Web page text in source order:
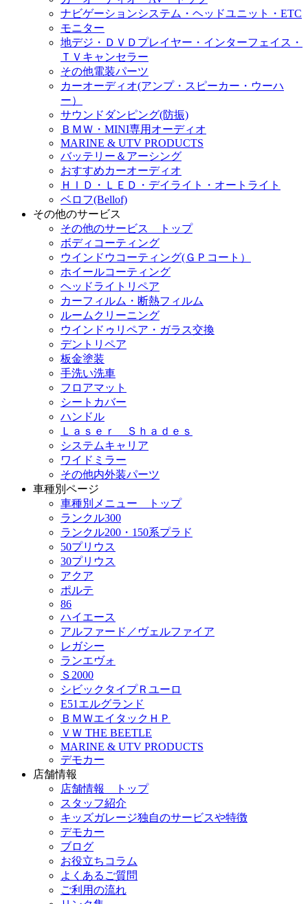
ナビゲーションシステム・ヘッドユニット・ETC
モニター
地デジ・ＤＶＤプレイヤー・インターフェイス・
ＴＶキャンセラー
その他電装パーツ
カーオーディオ(アンプ・スピーカー・ウーハ
ー）
サウンドダンピング(防振)
ＢＭＷ・MINI専用オーディオ
MARINE & UTV PRODUCTS
バッテリー＆アーシング
おすすめカーオーディオ
ＨＩＤ・ＬＥＤ・デイライト・オートライト
ベロフ(Bellof)
その他のサービス
その他のサービス トップ
ボディコーティング
ウインドウコーティング(ＧＰコート）
ホイールコーティング
ヘッドライトリペア
カーフィルム・断熱フィルム
ルームクリーニング
ウインドゥリペア・ガラス交換
デントリペア
板金塗装
手洗い洗車
フロアマット
シートカバー
ハンドル
Ｌａｓｅｒ Ｓｈａｄｅｓ
システムキャリア
ワイドミラー
その他内外装パーツ
車種別ページ
車種別メニュー トップ
ランクル300
ランクル200・150系プラド
50プリウス
30プリウス
アクア
ポルテ
86
ハイエース
アルファード／ヴェルファイア
レガシー
ランエヴォ
Ｓ2000
シビックタイプＲユーロ
E51エルグランド
ＢＭＷエイタックＨＰ
ＶＷ THE BEETLE
MARINE & UTV PRODUCTS
デモカー
店舗情報
店舗情報 トップ
スタッフ紹介
キッズガレージ独自のサービスや特徴
デモカー
ブログ
お役立ちコラム
よくあるご質問
ご利用の流れ